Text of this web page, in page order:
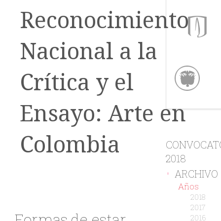
2018
- ARCHIVO
Años
2018
2017
2016
Reconocimiento
Nacional a la
Crítica y el
Ensayo: Arte en
Colombia